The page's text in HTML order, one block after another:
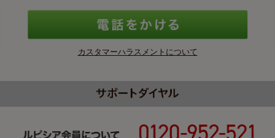
カスタマーハラスメントについて